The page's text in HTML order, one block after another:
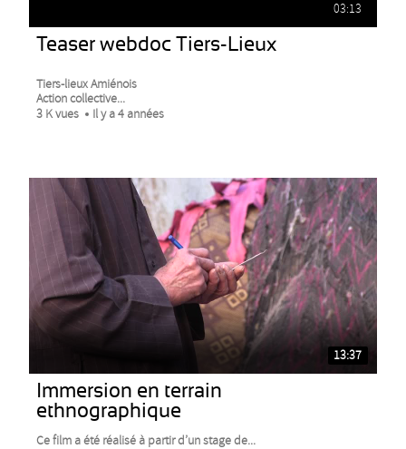
03:13
Teaser webdoc Tiers-Lieux
Tiers-lieux Amiénois
Action collective...
3 K vues
Il y a 4 années
13:37
Immersion en terrain
ethnographique
Ce film a été réalisé à partir d’un stage de...